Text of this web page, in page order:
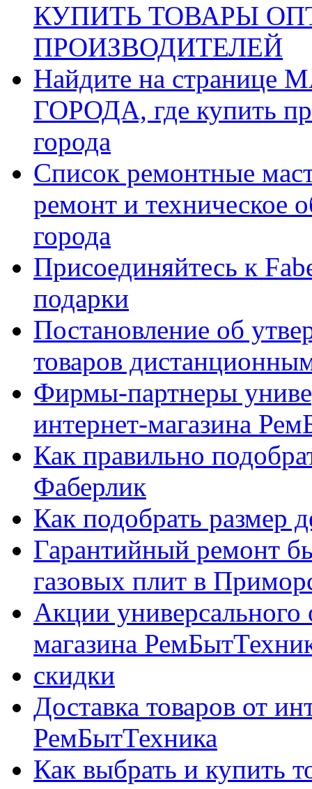
КУПИТЬ ТОВАРЫ
ПРОИЗВОДИТЕЛЕЙ
Найдите на
ГОРОДА, где купить
города
Список ремонтные
ремонт и техническое
города
Присоединяйтесь к
подарки
Постановление об
товаров
Фирмы-партнеры
интернет-магазина
Как правильно
Фаберлик
Как подобрать размер
Гарантийный ремонт
газовых плит в
Акции универсального
магазина
скидки
Доставка товаров от
РемБытТехника
Как выбрать и купить